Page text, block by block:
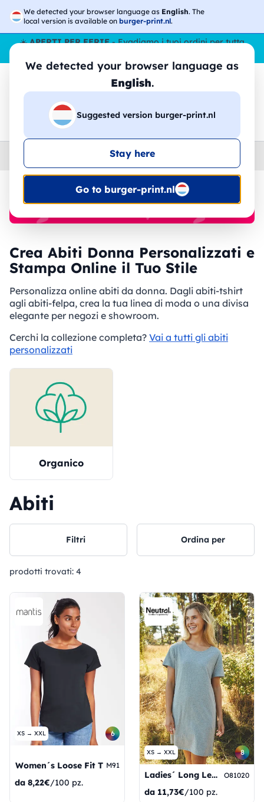
We detected your browser language as English. The
local version is available on burger-print.nl.
We detected your browser language as
English.
Suggested version burger-print.nl
Stay here
Go to burger-print.nl
☀️APERTI PER FERIE- Evadiamo i tuoi ordini per tutta
🔎 Cerca tra i prodotti
🔥 -30% Stampa DTF
Crea Abiti Donna Personalizzati e
Stampa Online il Tuo Stile
Personalizza online abiti da donna. Dagli abiti-tshirt
agli abiti-felpa, crea la tua linea di moda o una divisa
elegante per negozi e showroom.
Cerchi la collezione completa? Vai a tutti gli abiti
personalizzati
Organico
Abiti
Filtri Ordina per
prodotti trovati: 4
XS → XXL 6
Women´s Loose Fit T M91
da 8,22€/100 pz.
XS → XXL 8
Ladies´ Long Length T-Shirt O81020
da 11,73€/100 pz.